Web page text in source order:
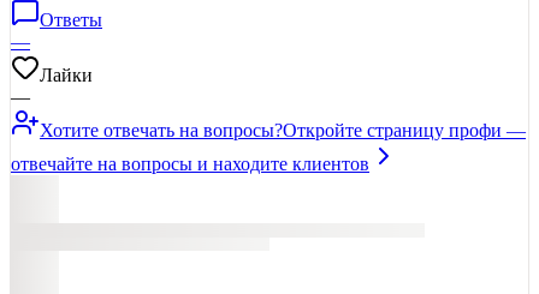
Ответы
—
Лайки
—
Хотите отвечать на вопросы?Откройте страницу профи —
отвечайте на вопросы и находите клиентов